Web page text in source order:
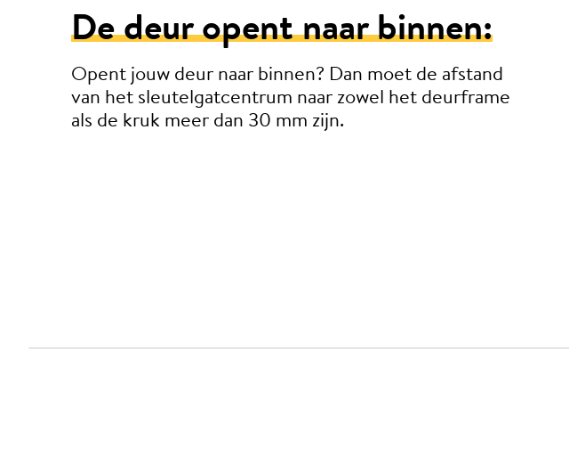
De deur opent naar binnen:
Opent jouw deur naar binnen? Dan moet de afstand
van het sleutelgatcentrum naar zowel het deurframe
als de kruk meer dan 30 mm zijn.